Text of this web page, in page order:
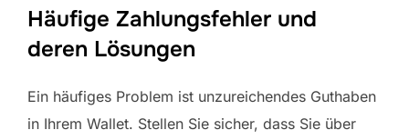
Häufige Zahlungsfehler und
deren Lösungen
Ein häufiges Problem ist unzureichendes Guthaben
in Ihrem Wallet. Stellen Sie sicher, dass Sie über